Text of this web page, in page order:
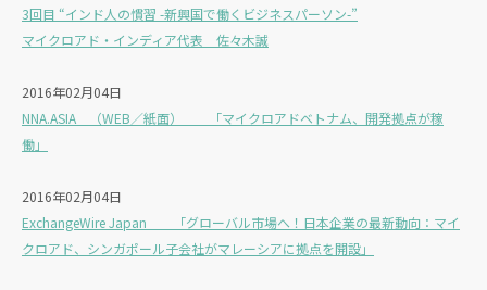
3回目 “インド人の慣習 -新興国で働くビジネスパーソン-”
マイクロアド・インディア代表 佐々木誠
2016年02月04日
NNA.ASIA （WEB／紙面） 「マイクロアドベトナム、開発拠点が稼
働」
2016年02月04日
ExchangeWire Japan 「グローバル市場へ！日本企業の最新動向：マイ
クロアド、シンガポール子会社がマレーシアに拠点を開設」